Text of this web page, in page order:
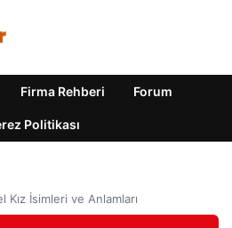
Firma Rehberi Forum
Politikası
İsimleri ve Anlamları